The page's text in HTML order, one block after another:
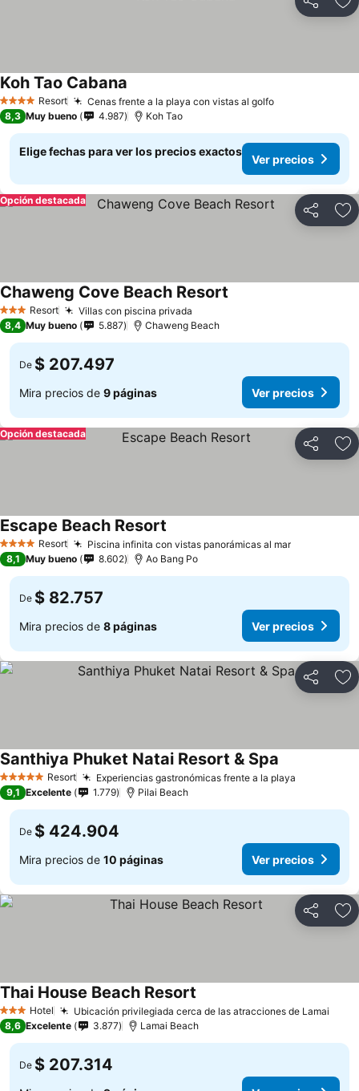
Compartir
4 EstrellasResort Cenas frente a la playa con vistas al golfoVer precios
Koh Tao Cabana
8,3 Muy bueno 4.987 Koh Tao
Elige fechas para ver los precios exactos
Ver precios
Compartir
Opción destacada
3 EstrellasResort Villas con piscina privada
Chaweng Cove Beach Resort
8,4 Muy bueno 5.887 Chaweng Beach
De $ 207.497
Mira precios de 9 páginas Ver precios
Compartir
Opción destacada
4 EstrellasResort Piscina infinita con vistas panorámicas al marVer precios
Escape Beach Resort
8,1 Muy bueno 8.602 Ao Bang Po
De $ 82.757
Mira precios de 8 páginas Ver precios
Compartir
5 Estrellas Resort Experiencias gastronómicas frente a la playa
Santhiya Phuket Natai Resort & Spa
9,1 Excelente 1.779 Pilai Beach
De $ 424.904
Mira precios de 10 páginas Ver precios
Compartir
3 Estrellas
Hotel Ubicación privilegiada cerca de las atracciones de Lamai
Thai House Beach Resort
8,6 Excelente 3.877 Lamai Beach
De $ 207.314